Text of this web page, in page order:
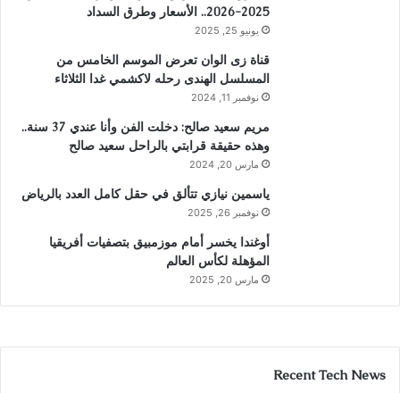
2025-2026.. الأسعار وطرق السداد
يونيو 25, 2025
قناة زى الوان تعرض الموسم الخامس من
المسلسل الهندى رحله لاكشمي غدا الثلاثاء
نوفمبر 11, 2024
مريم سعيد صالح: دخلت الفن وأنا عندي 37 سنة..
وهذه حقيقة قرابتي بالراحل سعيد صالح
مارس 20, 2024
ياسمين نيازي تتألق في حقل كامل العدد بالرياض
نوفمبر 26, 2025
أوغندا يخسر أمام موزمبيق بتصفيات أفريقيا
المؤهلة لكأس العالم
مارس 20, 2025
Recent Tech News